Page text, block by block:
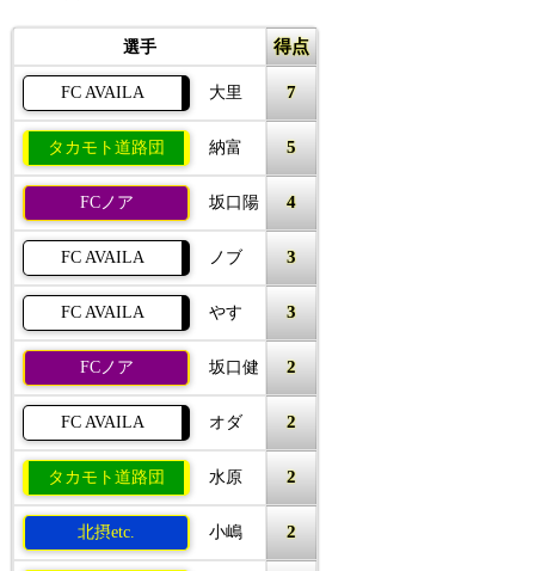
選手 得点
FC AVAILA 大里 7
タカモト道路団 納富 5
FCノア 坂口陽 4
FC AVAILA ノブ 3
FC AVAILA やす 3
FCノア 坂口健 2
FC AVAILA オダ 2
タカモト道路団 水原 2
北摂etc. 小嶋 2